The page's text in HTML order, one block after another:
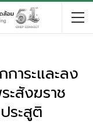
าระและลง
ะสังฆราช
ระสูติ